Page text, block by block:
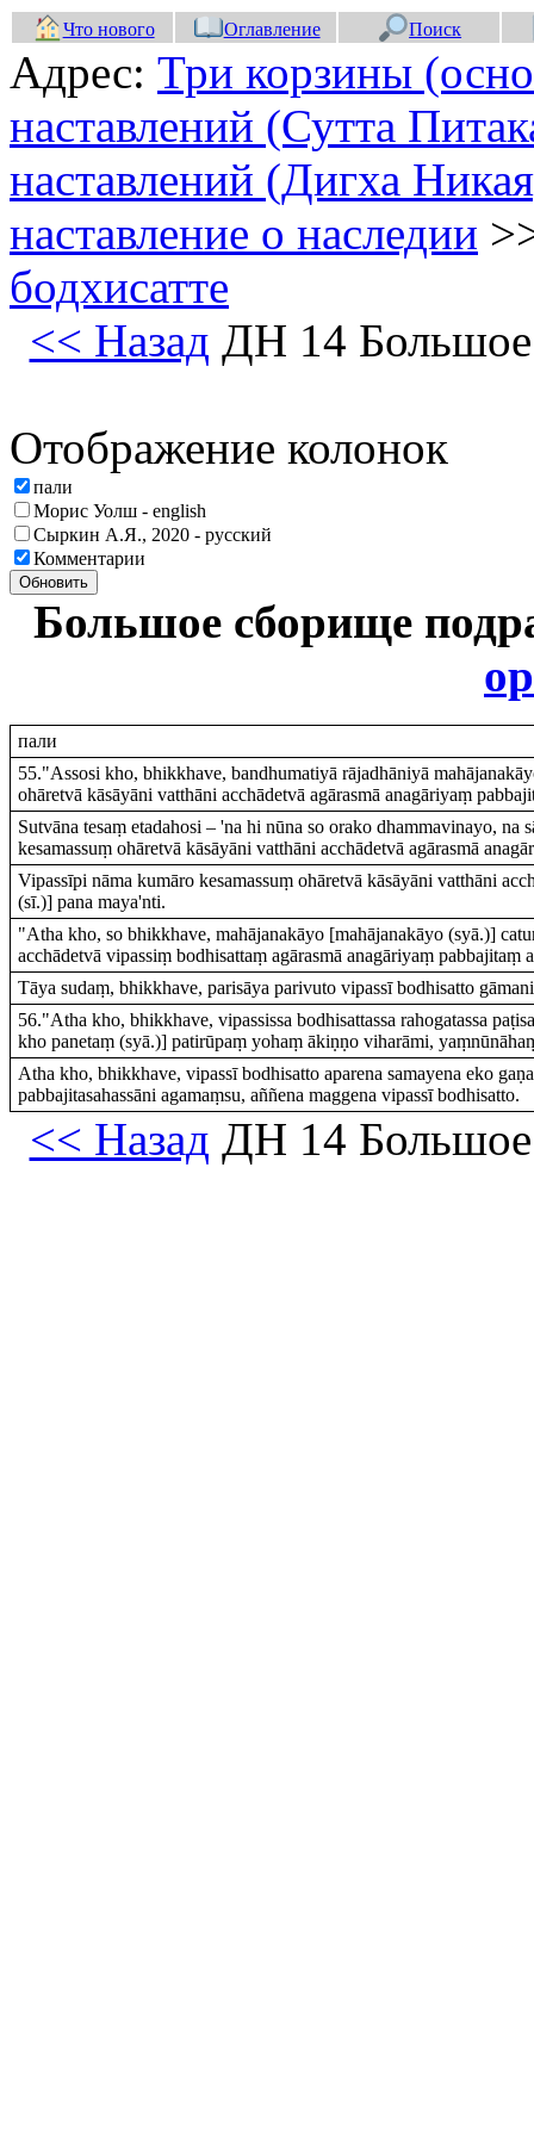
Что нового Оглавление Поиск
Адрес: Три корзины
наставлений (Сутта
наставлений (Дигха
наставление о наследии
бодхисатте
<< Назад ДН 14 Большое
Отображение колонок
пали
Морис Уолш - english
Сыркин А.Я., 2020 - русский
Комментарии
Обновить
Большое сборище
пали
55."Assosi kho, bhikkhave, bandhumatiyā rājadhāniyā
ohāretvā kāsāyāni vatthāni acchādetvā agārasmā anagāriyaṃ
Sutvāna tesaṃ etadahosi – 'na hi nūna so orako dhammavinayo,
kesamassuṃ ohāretvā kāsāyāni vatthāni acchādetvā agārasmā
Vipassīpi nāma kumāro kesamassuṃ ohāretvā kāsāyāni vatthāni
(sī.)] pana maya'nti.
"Atha kho, so bhikkhave, mahājanakāyo [mahājanakāyo (syā.)]
acchādetvā vipassiṃ bodhisattaṃ agārasmā anagāriyaṃ pabbajitaṃ
Tāya sudaṃ, bhikkhave, parisāya parivuto vipassī bodhisatto
56."Atha kho, bhikkhave, vipassissa bodhisattassa rahogatassa
kho panetaṃ (syā.)] patirūpaṃ yohaṃ ākiṇṇo viharāmi,
Atha kho, bhikkhave, vipassī bodhisatto aparena samayena eko
pabbajitasahassāni agamaṃsu, aññena maggena vipassī bodhisatto.
<< Назад ДН 14 Большое